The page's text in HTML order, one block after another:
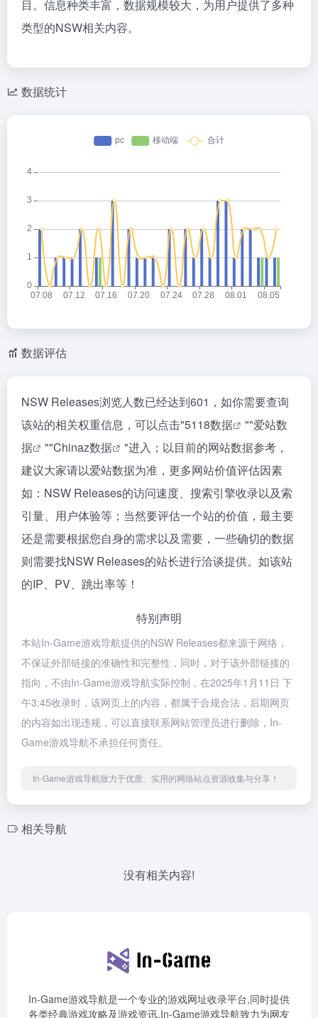
目。信息种类丰富，数据规模较大，为用户提供了多种
类型的NSW相关内容。
数据统计
数据评估
NSW Releases浏览人数已经达到601，如你需要查询
该站的相关权重信息，可以点击"5118数据 ""爱站数
据
""Chinaz数据
"进入；以目前的网站数据参考，
建议大家请以爱站数据为准，更多网站价值评估因素
如：NSW Releases的访问速度、搜索引擎收录以及索
引量、用户体验等；当然要评估一个站的价值，最主要
还是需要根据您自身的需求以及需要，一些确切的数据
则需要找NSW Releases的站长进行洽谈提供。如该站
的IP、PV、跳出率等！
特别声明
本站In-Game游戏导航提供的NSW Releases都来源于网络，
不保证外部链接的准确性和完整性，同时，对于该外部链接的
指向，不由In-Game游戏导航实际控制，在2025年1月11日 下
午3:45收录时，该网页上的内容，都属于合规合法，后期网页
的内容如出现违规，可以直接联系网站管理员进行删除，In-
Game游戏导航不承担任何责任。
In-Game游戏导航致力于优质、实用的网络站点资源收集与分享！
相关导航
没有相关内容!
In-Game游戏导航是一个专业的游戏网址收录平台,同时提供
各类经典游戏攻略及游戏资讯,In-Game游戏导航致力为网友